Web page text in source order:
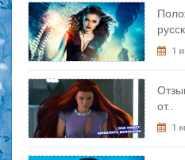
1
от..
1